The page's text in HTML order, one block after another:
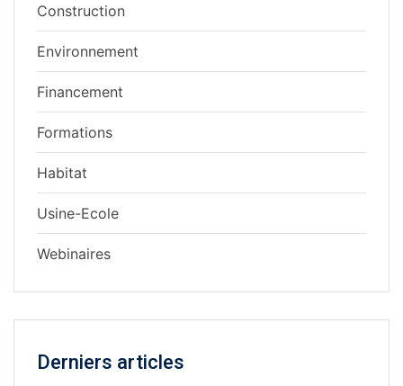
Construction
Environnement
Financement
Formations
Habitat
Usine-Ecole
Webinaires
Derniers articles